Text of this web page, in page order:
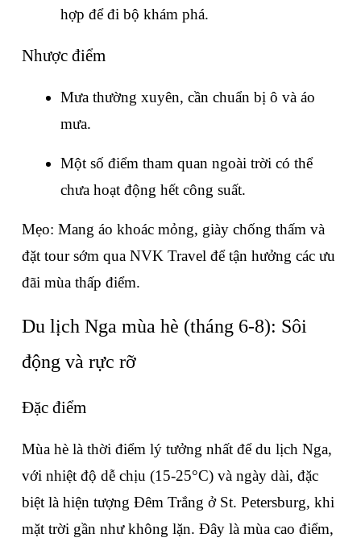
hợp để đi bộ khám phá.
Nhược điểm
Mưa thường xuyên, cần chuẩn bị ô và áo
mưa.
Một số điểm tham quan ngoài trời có thể
chưa hoạt động hết công suất.
Mẹo: Mang áo khoác mỏng, giày chống thấm và
đặt tour sớm qua NVK Travel để tận hưởng các ưu
đãi mùa thấp điểm.
Du lịch Nga mùa hè (tháng 6-8): Sôi
động và rực rỡ
Đặc điểm
Mùa hè là thời điểm lý tưởng nhất để du lịch Nga,
với nhiệt độ dễ chịu (15-25°C) và ngày dài, đặc
biệt là hiện tượng Đêm Trắng ở St. Petersburg, khi
mặt trời gần như không lặn. Đây là mùa cao điểm,